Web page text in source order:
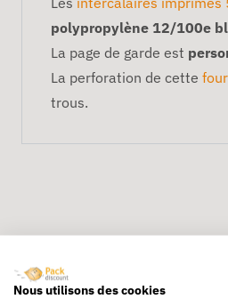
polypropylène 12/100e
La page de garde est
La perforation de cette
trous.
Livraison rapide
Nous utilisons des cookies